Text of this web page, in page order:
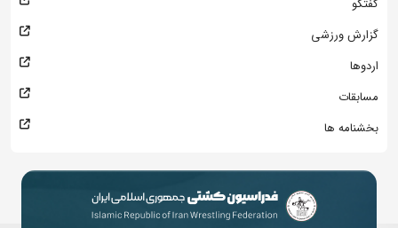
گفتگو
گزارش ورزشی
اردوها
مسابقات
بخشنامه ها